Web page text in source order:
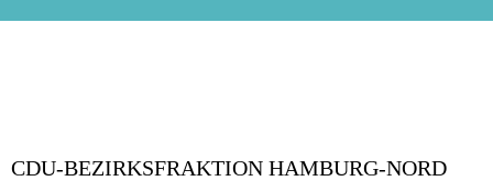
CDU-BEZIRKSFRAKTION HAMBURG-NORD